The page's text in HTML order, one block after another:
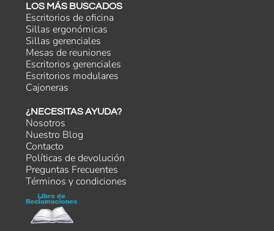
LOS MÁS BUSCADOS
Escritorios de oficina
Sillas ergonómicas
Sillas gerenciales
Mesas de reuniones
Escritorios gerenciales
Escritorios modulares
Cajoneras
¿NECESITAS AYUDA?
Nosotros
Nuestro Blog
Contacto
Políticas de devolución
Preguntas Frecuentes
Términos y condiciones